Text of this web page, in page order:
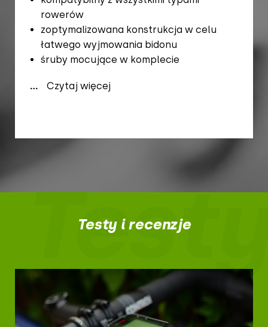
rowerów
zoptymalizowana konstrukcja w celu
łatwego wyjmowania bidonu
śruby mocujące w komplecie
... Czytaj więcej
Testy
Testy i recenzje